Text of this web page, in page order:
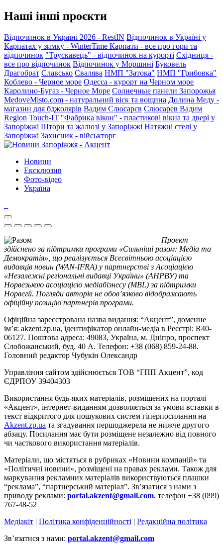
Наші інші проєкти
Відпочинок в Україні 2026 - RestIN Відпочинок в Україні у
Карпатах у зимку - WinterTime Карпати - все про гори та
відпочинок "Трускавець" - відпочинок на курорті Східниця -
все про відпочинок Відпочинок у Моршині Буковель
Драгобрат Славсько Свалява НМП "Затока" НМП "Грибовка"
Коблево - Черное море Одесса - курорт на Черном море
Каролино-Бугаз - Черное Море Солнечные панели Запорожья
MedoveMisto.com - натуральний віск та вощина Долина Меду -
магазин для бджолярів Вадим Слюсарєв Слюсарев Вадим
Region Touch-IT "Фабрика вікон" - пластикові вікна та двері у
Запоріжжі Штори та жалюзі у Запоріжжі Натяжні стелі у
Запоріжжі Захисник - військторг
Новини
Ексклюзив
Фото-відео
Україна
Проєкт
здійснено за підтримки програми «Сильніші разом: Медіа та
Демократія», що реалізується Всесвітньою асоціацією
видавців новин (WAN-IFRA) у партнерстві з Асоціацією
«Незалежні регіональні видавці України» (АНРВУ) та
Норвезькою асоціацією медіабізнесу (MBL) за підтримки
Норвегії. Погляди авторів не обов’язково відображають
офіційну позицію партнерів програми.
Офіційна зареєстрована назва видання: “Акцент”, доменне
ім’я: akzent.zp.ua, ідентифікатор онлайн-медіа в Реєстрі: R40-
06127. Поштова адреса: 49083, Україна, м. Дніпро, проспект
Слобожанський, буд. 40 А. Телефон: +38 (068) 859-24-88.
Головний редактор Чубукін Олександр
Управління сайтом здійснюється ТОВ “ГПП Акцент”, код
ЄДРПОУ 39404303
Використання будь-яких матеріалів, розміщених на порталі
«Акцент», інтернет-виданням дозволяється за умови вставки в
текст відкритого для пошукових систем гіперпосилання на
Akzent.zp.ua та згадування першоджерела не нижче другого
абзацу. Посилання має бути розміщене незалежно від повного
чи часткового використання матеріалів.
Матеріали, що містяться в рубриках «Новини компаній» та
«Політичні новини», розміщені на правах реклами. Також для
маркування рекламних матеріалів використвуються плашки
“реклама”, “партнерський матеріал”. Зв’язатися з нами з
приводу реклами: portal.akzent@gmail.com, телефон +38 (099)
767-48-52
Медіакіт | Політика конфіденційності | Редакційна політика
Зв’язатися з нами: portal.akzent@gmail.com